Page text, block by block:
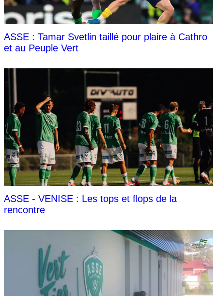
ASSE : Tamar Svetlin taillé pour plaire à Cathro
et au Peuple Vert
ASSE - VENISE : Les tops et flops de la
rencontre